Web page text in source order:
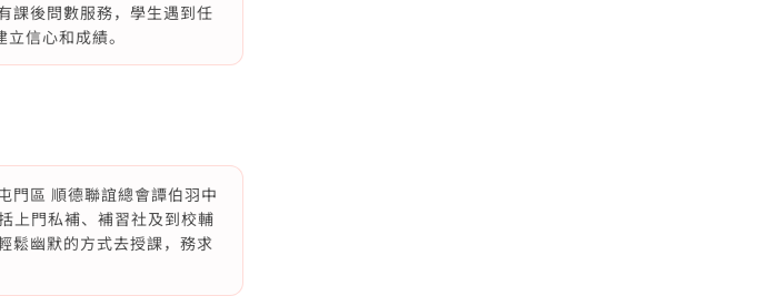
課後問數服務，學生遇到任
信心和成績。
門區 順德聯誼總會譚伯羽中
上門私補、補習社及到校輔
鬆幽默的方式去授課，務求